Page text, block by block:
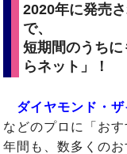
2020年に発売
で、
短期間のうち
らネット」！
ダイヤモンド・ザ
などのプロに「お
年間も、数多くの